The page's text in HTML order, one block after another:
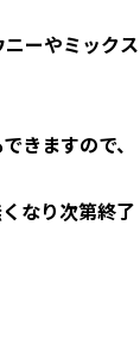
ーやミックス
きますので、
なり次第終了